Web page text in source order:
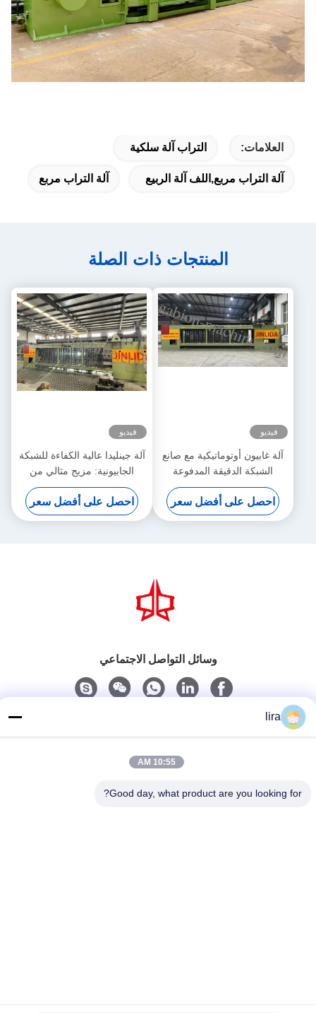
العلامات: التراب آلة سلكية
آلة التراب مربع,اللف آلة الربيع آلة التراب مربع
المنتجات ذات الصلة
فيديو
آلة غابيون أوتوماتيكية مع صانع
الشبكة الدقيقة المدفوعة
بالسيرو 5.3m عرض أقصى
احصل على أفضل سعر
فيديو
آلة جينليدا عالية الكفاءة للشبكة
الجابيونية: مزيج مثالي من
الإنتاج السريع والنسيج الدقيق
لزيادة الإنتاجية
احصل على أفضل سعر
وسائل التواصل الاجتماعي
86-510-86385783
بريد إلكتروني
lira
10:55 AM
Good day, what product are you looking for?